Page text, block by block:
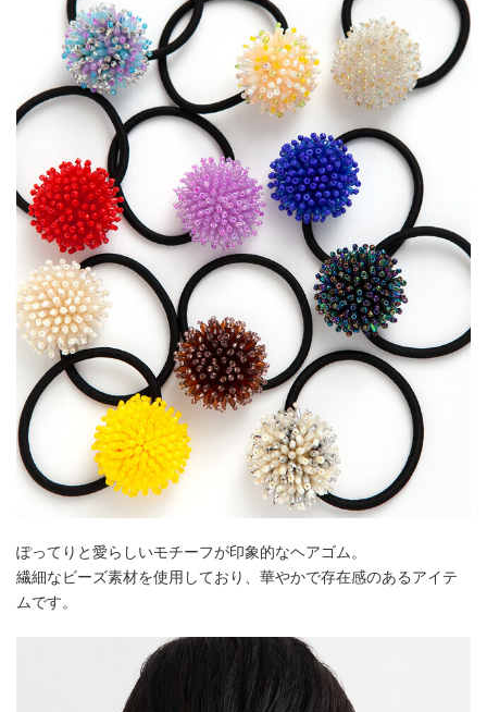
ぽってりと愛らしいモチーフが印象的なヘアゴム。
繊細なビーズ素材を使用しており、華やかで存在感のあるアイテ
ムです。